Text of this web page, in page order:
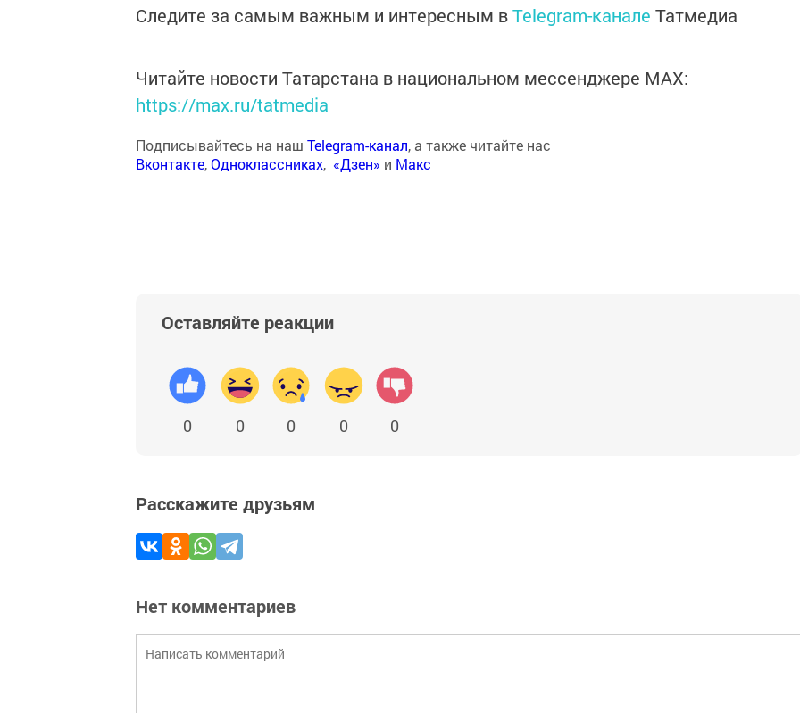
Следите за самым важным и интересным вTelegram-канале Татмедиа
Читайте новости Татарстана в национальном мессенджере MАХ:
https://max.ru/tatmedia
Подписывайтесь на наш Telegram-канал, а также читайте нас
Вконтакте,Одноклассниках, «Дзен» и Макс
Оставляйте реакции
0 0 0 0 0
Расскажите друзьям
Нет комментариев